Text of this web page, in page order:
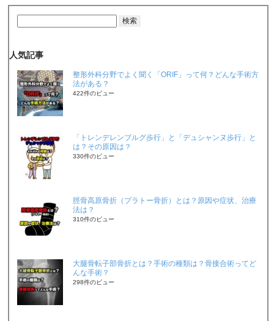
人気記事
整形外科分野でよく聞く「ORIF」って何？どんな手術方
法がある？
422件のビュー
「トレンデレンブルグ歩行」と「デュシャンヌ歩行」と
は？その原因は？
330件のビュー
脛骨高原骨折（プラトー骨折）とは？原因や症状、治療
法は？
310件のビュー
大腿骨転子部骨折とは？手術の種類は？骨接合術ってど
んな手術？
298件のビュー